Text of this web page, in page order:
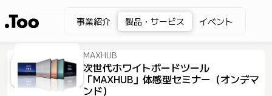
事業紹介 製品・サービス イベント
MAXHUB
次世代ホワイトボードツール
「MAXHUB」体感型セミナー（オンデマ
ンド）